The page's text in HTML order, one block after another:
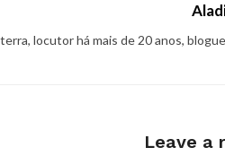
locutor há mais de 20 anos,
Leave a